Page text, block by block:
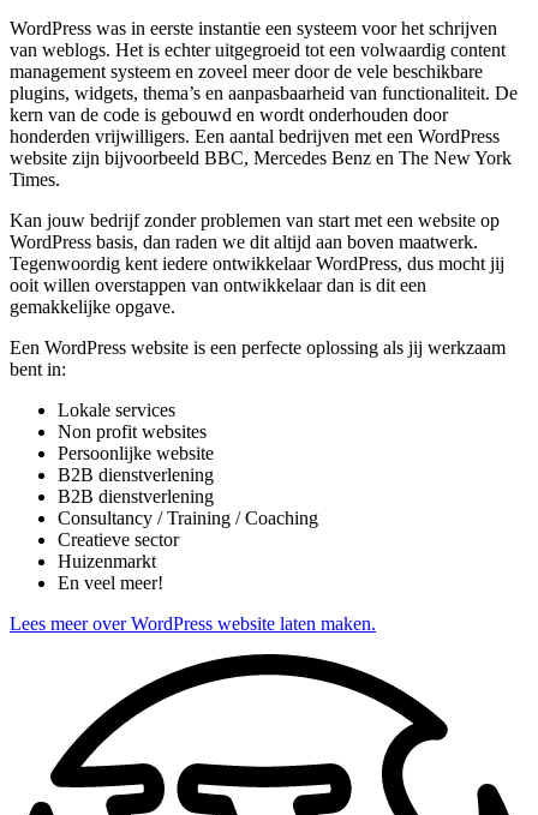
WordPress was in eerste instantie een systeem voor het schrijven
van weblogs. Het is echter uitgegroeid tot een volwaardig content
management systeem en zoveel meer door de vele beschikbare
plugins, widgets, thema’s en aanpasbaarheid van functionaliteit. De
kern van de code is gebouwd en wordt onderhouden door
honderden vrijwilligers. Een aantal bedrijven met een WordPress
website zijn bijvoorbeeld BBC, Mercedes Benz en The New York
Times.
Kan jouw bedrijf zonder problemen van start met een website op
WordPress basis, dan raden we dit altijd aan boven maatwerk.
Tegenwoordig kent iedere ontwikkelaar WordPress, dus mocht jij
ooit willen overstappen van ontwikkelaar dan is dit een
gemakkelijke opgave.
Een WordPress website is een perfecte oplossing als jij werkzaam
bent in:
Lokale services
Non profit websites
Persoonlijke website
B2B dienstverlening
B2B dienstverlening
Consultancy / Training / Coaching
Creatieve sector
Huizenmarkt
En veel meer!
Lees meer over WordPress website laten maken.